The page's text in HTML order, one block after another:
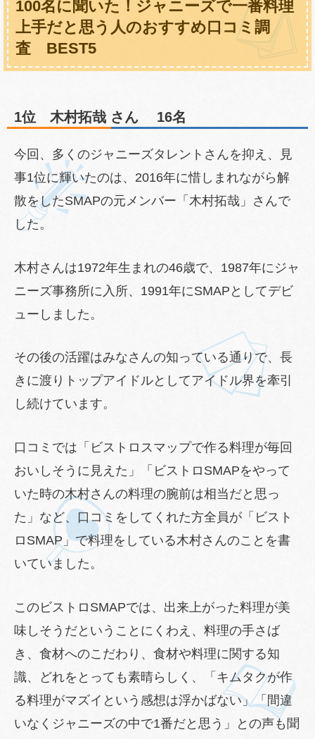
100名に聞いた！ジャニーズで一番料理
上手だと思う人のおすすめ口コミ調
査 BEST5
1位 木村拓哉 さん 16名
今回、多くのジャニーズタレントさんを抑え、見
事1位に輝いたのは、2016年に惜しまれながら解
散をしたSMAPの元メンバー「木村拓哉」さんで
した。
木村さんは1972年生まれの46歳で、1987年にジャ
ニーズ事務所に入所、1991年にSMAPとしてデビ
ューしました。
その後の活躍はみなさんの知っている通りで、長
きに渡りトップアイドルとしてアイドル界を牽引
し続けています。
口コミでは「ビストロスマップで作る料理が毎回
おいしそうに見えた」「ビストロSMAPをやって
いた時の木村さんの料理の腕前は相当だと思っ
た」など、口コミをしてくれた方全員が「ビスト
ロSMAP」で料理をしている木村さんのことを書
いていました。
このビストロSMAPでは、出来上がった料理が美
味しそうだということにくわえ、料理の手さば
き、食材へのこだわり、食材や料理に関する知
識、どれをとっても素晴らしく、「キムタクが作
る料理がマズイという感想は浮かばない」「間違
いなくジャニーズの中で1番だと思う」との声も聞